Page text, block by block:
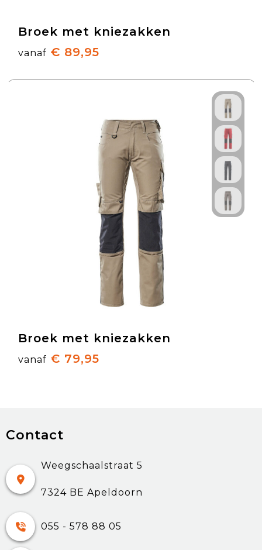
Broek met kniezakken
vanaf € 89,95
Broek met kniezakken
vanaf € 79,95
Contact
Weegschaalstraat 5
7324 BE Apeldoorn
055 - 578 88 05